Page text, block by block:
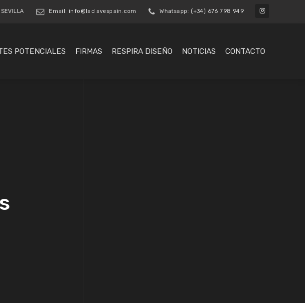
Email: info@laclavespain.com Whatsapp: (+34) 676 798 949
POTENCIALES FIRMAS RESPIRA DISEÑO NOTICIAS CONTACTO